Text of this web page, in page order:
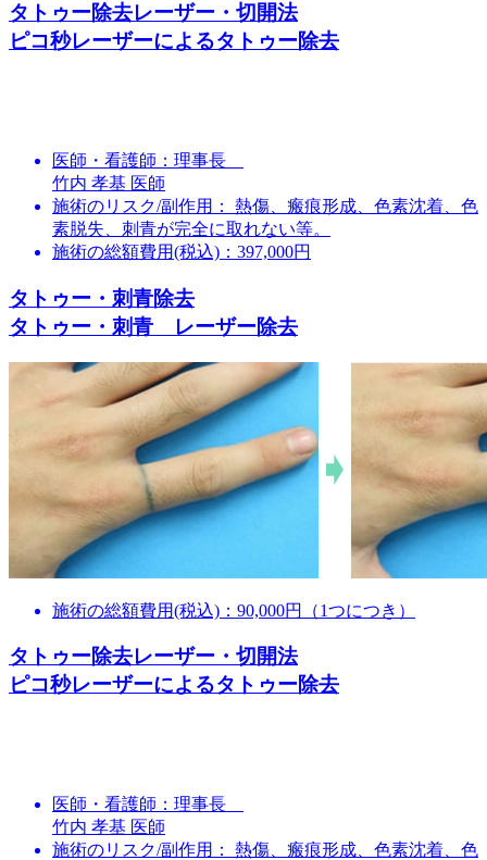
タトゥー除去レーザー・切開法
ピコ秒レーザーによるタトゥー除去
医師・看護師： 理事長
竹内 孝基 医師
施術のリスク/副作用：
熱傷、瘢痕形成、色素沈着、色
素脱失、刺青が完全に取れない等。
施術の総額費用(税込)： 397,000円
タトゥー・刺青除去
タトゥー・刺青 レーザー除去
施術の総額費用(税込)： 90,000円（1つにつき）
タトゥー除去レーザー・切開法
ピコ秒レーザーによるタトゥー除去
医師・看護師： 理事長
竹内 孝基 医師
施術のリスク/副作用：
熱傷、瘢痕形成、色素沈着、色